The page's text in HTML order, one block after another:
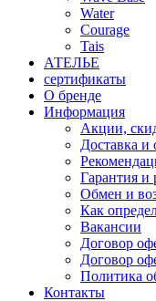
Water
Courage
Tais
АТЕЛЬЕ
сертификаты
О бренде
Информация
Акции,
Доставка и
Гарантия и
Обмен и
Как
Вакансии
Договор
Договор
Политика
Контакты